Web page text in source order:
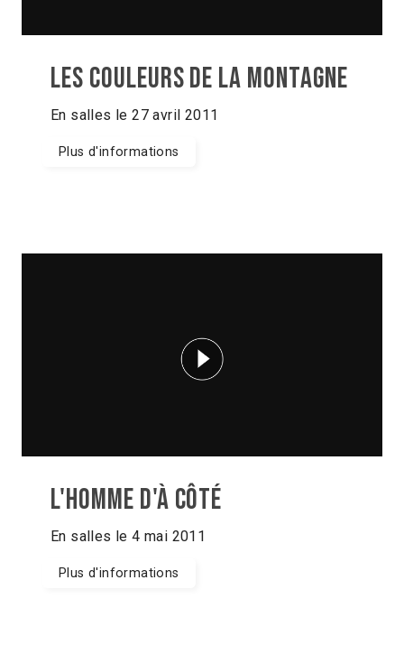
Les couleurs de la montagne
En salles le 27 avril 2011
Plus d'informations
L'homme d'à côté
En salles le 4 mai 2011
Plus d'informations